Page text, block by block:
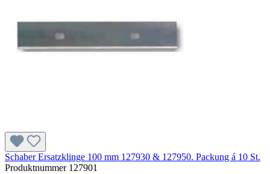
Schaber Ersatzklinge 100 mm 127930 & 127950. Packung á 10 St.
Produktnummer 127901